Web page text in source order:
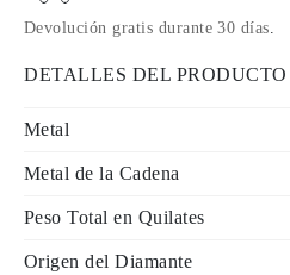
Devolución gratis durante 30 días.
DETALLES DEL PRODUCTO
Metal
Metal de la Cadena
Peso Total en Quilates
Origen del Diamante